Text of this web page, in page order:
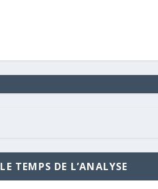
LE TEMPS DE L’ANALYSE